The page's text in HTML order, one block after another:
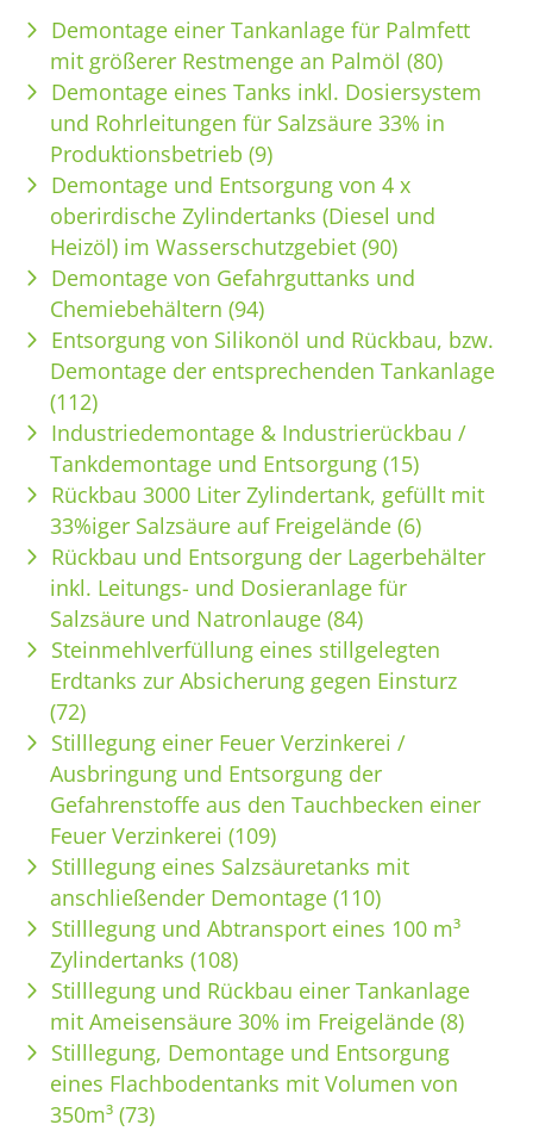
Demontage einer Tankanlage für Palmfett
mit größerer Restmenge an Palmöl (80)
Demontage eines Tanks inkl. Dosiersystem
und Rohrleitungen für Salzsäure 33% in
Produktionsbetrieb (9)
Demontage und Entsorgung von 4 x
oberirdische Zylindertanks (Diesel und
Heizöl) im Wasserschutzgebiet (90)
Demontage von Gefahrguttanks und
Chemiebehältern (94)
Entsorgung von Silikonöl und Rückbau, bzw.
Demontage der entsprechenden Tankanlage
(112)
Industriedemontage & Industrierückbau /
Tankdemontage und Entsorgung (15)
Rückbau 3000 Liter Zylindertank, gefüllt mit
33%iger Salzsäure auf Freigelände (6)
Rückbau und Entsorgung der Lagerbehälter
inkl. Leitungs- und Dosieranlage für
Salzsäure und Natronlauge (84)
Steinmehlverfüllung eines stillgelegten
Erdtanks zur Absicherung gegen Einsturz
(72)
Stilllegung einer Feuer Verzinkerei /
Ausbringung und Entsorgung der
Gefahrenstoffe aus den Tauchbecken einer
Feuer Verzinkerei (109)
Stilllegung eines Salzsäuretanks mit
anschließender Demontage (110)
Stilllegung und Abtransport eines 100 m³
Zylindertanks (108)
Stilllegung und Rückbau einer Tankanlage
mit Ameisensäure 30% im Freigelände (8)
Stilllegung, Demontage und Entsorgung
eines Flachbodentanks mit Volumen von
350m³ (73)